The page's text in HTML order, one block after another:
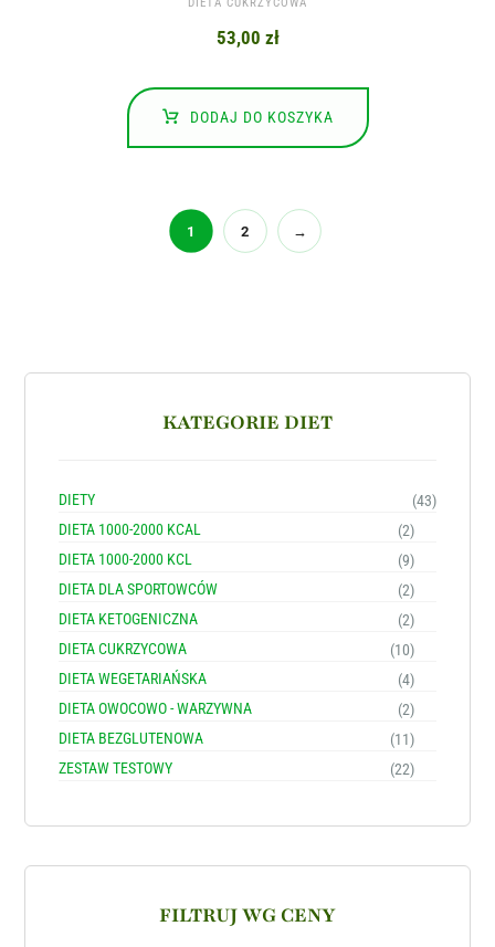
53,00 zł
DODAJ DO KOSZYKA
1 2 →
KATEGORIE DIET
DIETY
(43)
DIETA 1000-2000 KCAL
(2)
DIETA 1000-2000 KCL
(9)
DIETA DLA SPORTOWCÓW
(2)
DIETA KETOGENICZNA
(2)
DIETA CUKRZYCOWA
(10)
DIETA WEGETARIAŃSKA
(4)
DIETA OWOCOWO - WARZYWNA
(2)
DIETA BEZGLUTENOWA
(11)
ZESTAW TESTOWY
(22)
FILTRUJ WG CENY